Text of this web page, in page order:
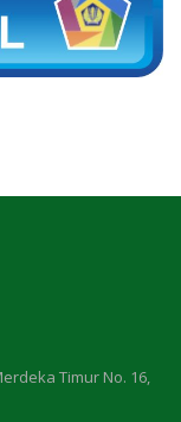
Timur No. 16,